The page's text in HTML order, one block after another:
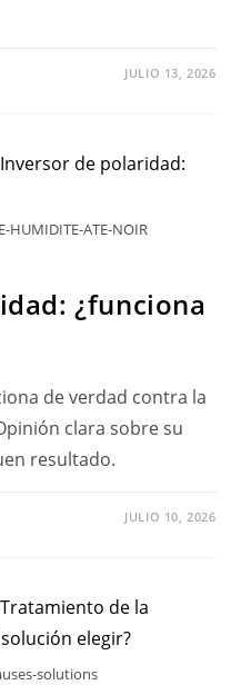
JULIO 13, 2026
HUMIDITE-ATE-NOIR
¿funciona
de verdad contra la
clara sobre su
resultado.
JULIO 10, 2026
solutions